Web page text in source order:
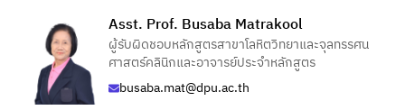
Asst. Prof. Busaba Matrakool
ผู้รับผิดชอบหลักสูตรสาขาโลหิตวิทยาและจุลทรรศน
ศาสตร์คลินิกและอาจารย์ประจำหลักสูตร
busaba.mat@dpu.ac.th